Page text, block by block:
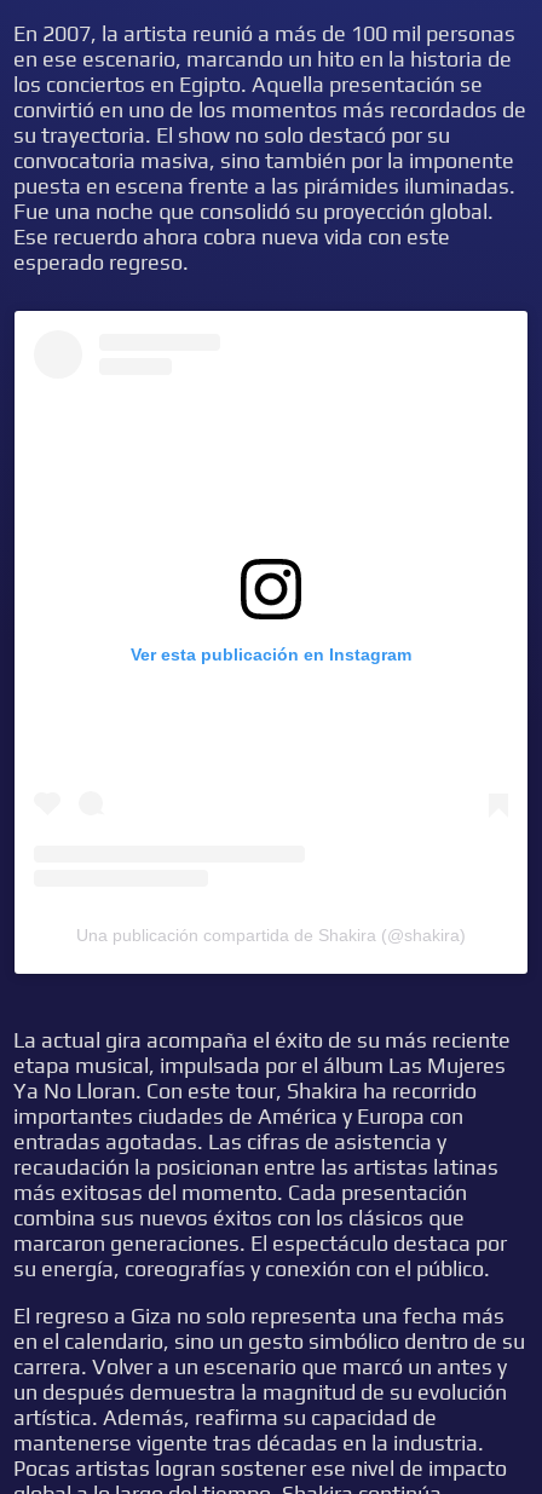
En 2007, la artista reunió a más de 100 mil personas
en ese escenario, marcando un hito en la historia de
los conciertos en Egipto. Aquella presentación se
convirtió en uno de los momentos más recordados de
su trayectoria. El show no solo destacó por su
convocatoria masiva, sino también por la imponente
puesta en escena frente a las pirámides iluminadas.
Fue una noche que consolidó su proyección global.
Ese recuerdo ahora cobra nueva vida con este
esperado regreso.
Ver esta publicación en Instagram
Una publicación compartida de Shakira (@shakira)
La actual gira acompaña el éxito de su más reciente
etapa musical, impulsada por el álbum Las Mujeres
Ya No Lloran. Con este tour, Shakira ha recorrido
importantes ciudades de América y Europa con
entradas agotadas. Las cifras de asistencia y
recaudación la posicionan entre las artistas latinas
más exitosas del momento. Cada presentación
combina sus nuevos éxitos con los clásicos que
marcaron generaciones. El espectáculo destaca por
su energía, coreografías y conexión con el público.
El regreso a Giza no solo representa una fecha más
en el calendario, sino un gesto simbólico dentro de su
carrera. Volver a un escenario que marcó un antes y
un después demuestra la magnitud de su evolución
artística. Además, reafirma su capacidad de
mantenerse vigente tras décadas en la industria.
Pocas artistas logran sostener ese nivel de impacto